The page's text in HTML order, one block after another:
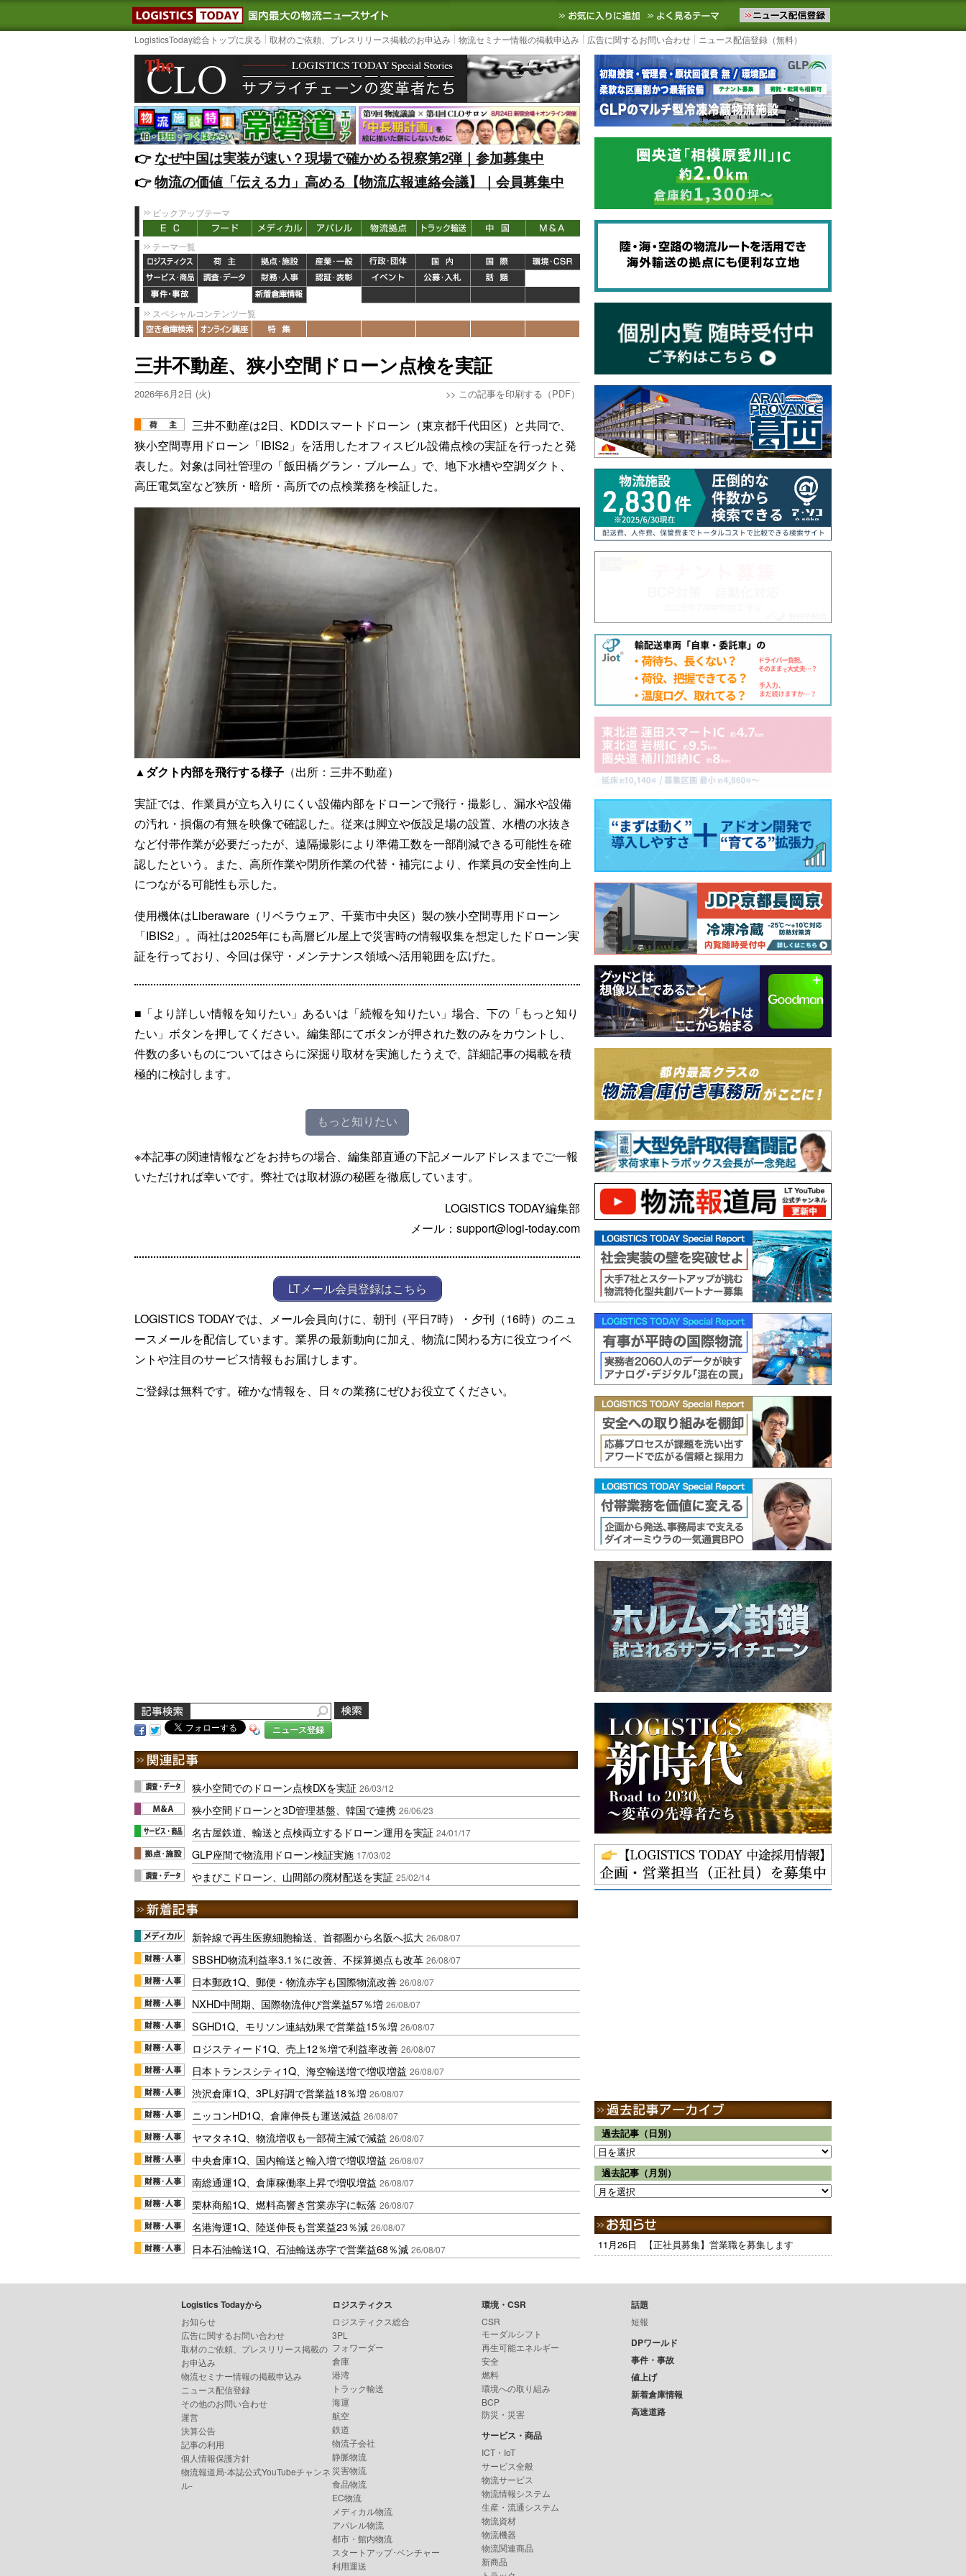
LOGISTICS TODAY｜国内最大の物流ニュースサイト3PL, SCMなど国内外の最新の物流ニュースをお届けします。物流ニュースメール配信を登録す
お気に入りに追加 よく見るテーマ
LogisticsToday総合トップに戻る 取材のご依頼、プレスリリース掲載のお申込み 物流セミナー情報の掲載申込み 広告に関するお問い合わせ ニュース配信登録（無料）
👉️なぜ中国は実装が速い？現場で確かめる視察第2弾｜参加募集中
👉️物流の価値「伝える力」高める【物流広報連絡会議】｜会員募集中
ピックアップテーマ
テーマ一覧
スペシャルコンテンツ一覧
三井不動産、狭小空間ドローン点検を実証
2026年6月2日 (火) >> この記事を印刷する（PDF）
三井不動産は2日、KDDIスマートドローン（東京都千代田区）と共同で、
狭小空間専用ドローン「IBIS2」を活用したオフィスビル設備点検の実証を行ったと発
表した。対象は同社管理の「飯田橋グラン・ブルーム」で、地下水槽や空調ダクト、
高圧電気室など狭所・暗所・高所での点検業務を検証した。
▲ダクト内部を飛行する様子 （出所：三井不動産）
実証では、作業員が立ち入りにくい設備内部をドローンで飛行・撮影し、漏水や設備
の汚れ・損傷の有無を映像で確認した。従来は脚立や仮設足場の設置、水槽の水抜き
など付帯作業が必要だったが、遠隔撮影により準備工数を一部削減できる可能性を確
認したという。また、高所作業や閉所作業の代替・補完により、作業員の安全性向上
につながる可能性も示した。
使用機体はLiberaware（リベラウェア、千葉市中央区）製の狭小空間専用ドローン
「IBIS2」。両社は2025年にも高層ビル屋上で災害時の情報収集を想定したドローン実
証を行っており、今回は保守・メンテナンス領域へ活用範囲を広げた。
■「より詳しい情報を知りたい」あるいは「続報を知りたい」場合、下の「もっと知り
たい」ボタンを押してください。編集部にてボタンが押された数のみをカウントし、
件数の多いものについてはさらに深掘り取材を実施したうえで、詳細記事の掲載を積
極的に検討します。
もっと知りたい
※本記事の関連情報などをお持ちの場合、編集部直通の下記メールアドレスまでご一報
いただければ幸いです。弊社では取材源の秘匿を徹底しています。
LOGISTICS TODAY編集部
メール：support@logi-today.com
LTメール会員登録はこちら
LOGISTICS TODAYでは、メール会員向けに、朝刊（平日7時）・夕刊（16時）のニュ
ースメールを配信しています。業界の最新動向に加え、物流に関わる方に役立つイベ
ントや注目のサービス情報もお届けします。
ご登録は無料です。確かな情報を、日々の業務にぜひお役立てください。
ニュース登録
狭小空間でのドローン点検DXを実証 26/03/12
狭小空間ドローンと3D管理基盤、韓国で連携 26/06/23
名古屋鉄道、輸送と点検両立するドローン運用を実証 24/01/17
GLP座間で物流用ドローン検証実施 17/03/02
やまびこドローン、山間部の廃材配送を実証 25/02/14
新幹線で再生医療細胞輸送、首都圏から名阪へ拡大 26/08/07
SBSHD物流利益率3.1％に改善、不採算拠点も改革 26/08/07
日本郵政1Q、郵便・物流赤字も国際物流改善 26/08/07
NXHD中間期、国際物流伸び営業益57％増 26/08/07
SGHD1Q、モリソン連結効果で営業益15％増 26/08/07
ロジスティード1Q、売上12％増で利益率改善 26/08/07
日本トランスシティ1Q、海空輸送増で増収増益 26/08/07
渋沢倉庫1Q、3PL好調で営業益18％増 26/08/07
ニッコンHD1Q、倉庫伸長も運送減益 26/08/07
ヤマタネ1Q、物流増収も一部荷主減で減益 26/08/07
中央倉庫1Q、国内輸送と輸入増で増収増益 26/08/07
南総通運1Q、倉庫稼働率上昇で増収増益 26/08/07
栗林商船1Q、燃料高響き営業赤字に転落 26/08/07
名港海運1Q、陸送伸長も営業益23％減 26/08/07
日本石油輸送1Q、石油輸送赤字で営業益68％減 26/08/07
過去記事（日別）
過去記事（月別）
11月26日 【正社員募集】営業職を募集します
Logistics Todayから
お知らせ
広告に関するお問い合わせ
取材のご依頼、プレスリリース掲載の
お申込み
物流セミナー情報の掲載申込み
ニュース配信登録
その他のお問い合わせ
運営
決算公告
記事の利用
個人情報保護方針
物流報道局-本誌公式YouTubeチャンネ
ル-
ロジスティクス
ロジスティクス総合
3PL
フォワーダー
倉庫
港湾
トラック輸送
海運
航空
鉄道
物流子会社
静脈物流
災害物流
食品物流
EC物流
メディカル物流
アパレル物流
都市・館内物流
スタートアップ･ベンチャー
利用運送
環境・CSR
CSR
モーダルシフト
再生可能エネルギー
安全
燃料
環境への取り組み
BCP
防災・災害
サービス・商品
ICT・IoT
サービス全般
物流サービス
物流情報システム
生産・流通システム
物流資材
物流機器
物流関連商品
新商品
話題
短報
DPワールド
事件・事故
値上げ
新着倉庫情報
高速道路